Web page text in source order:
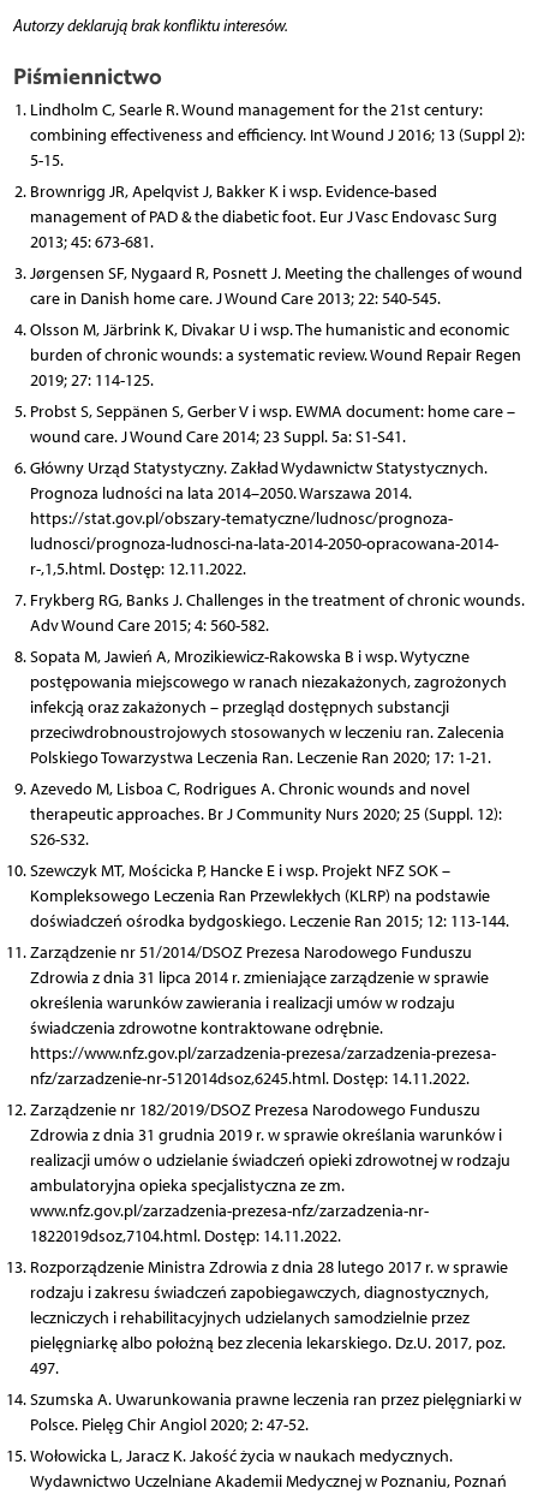
Autorzy deklarują brak konfliktu interesów.
Piśmiennictwo
Lindholm C, Searle R. Wound management for the 21st century:
combining effectiveness and efficiency. Int Wound J 2016; 13 (Suppl 2):
5-15.
Brownrigg JR, Apelqvist J, Bakker K i wsp. Evidence-based
management of PAD & the diabetic foot. Eur J Vasc Endovasc Surg
2013; 45: 673-681.
Jørgensen SF, Nygaard R, Posnett J. Meeting the challenges of wound
care in Danish home care. J Wound Care 2013; 22: 540-545.
Olsson M, Järbrink K, Divakar U i wsp. The humanistic and economic
burden of chronic wounds: a systematic review. Wound Repair Regen
2019; 27: 114-125.
Probst S, Seppänen S, Gerber V i wsp. EWMA document: home care –
wound care. J Wound Care 2014; 23 Suppl. 5a: S1-S41.
Główny Urząd Statystyczny. Zakład Wydawnictw Statystycznych.
Prognoza ludności na lata 2014–2050. Warszawa 2014.
https://stat.gov.pl/obszary-tematyczne/ludnosc/prognoza-
ludnosci/prognoza-ludnosci-na-lata-2014-2050-opracowana-2014-
r-,1,5.html. Dostęp: 12.11.2022.
Frykberg RG, Banks J. Challenges in the treatment of chronic wounds.
Adv Wound Care 2015; 4: 560-582.
Sopata M, Jawień A, Mrozikiewicz-Rakowska B i wsp. Wytyczne
postępowania miejscowego w ranach niezakażonych, zagrożonych
infekcją oraz zakażonych – przegląd dostępnych substancji
przeciwdrobnoustrojowych stosowanych w leczeniu ran. Zalecenia
Polskiego Towarzystwa Leczenia Ran. Leczenie Ran 2020; 17: 1-21.
Azevedo M, Lisboa C, Rodrigues A. Chronic wounds and novel
therapeutic approaches. Br J Community Nurs 2020; 25 (Suppl. 12):
S26-S32.
Szewczyk MT, Mościcka P, Hancke E i wsp. Projekt NFZ SOK –
Kompleksowego Leczenia Ran Przewlekłych (KLRP) na podstawie
doświadczeń ośrodka bydgoskiego. Leczenie Ran 2015; 12: 113-144.
Zarządzenie nr 51/2014/DSOZ Prezesa Narodowego Funduszu
Zdrowia z dnia 31 lipca 2014 r. zmieniające zarządzenie w sprawie
określenia warunków zawierania i realizacji umów w rodzaju
świadczenia zdrowotne kontraktowane odrębnie.
https://www.nfz.gov.pl/zarzadzenia-prezesa/zarzadzenia-prezesa-
nfz/zarzadzenie-nr-512014dsoz,6245.html. Dostęp: 14.11.2022.
Zarządzenie nr 182/2019/DSOZ Prezesa Narodowego Funduszu
Zdrowia z dnia 31 grudnia 2019 r. w sprawie określania warunków i
realizacji umów o udzielanie świadczeń opieki zdrowotnej w rodzaju
ambulatoryjna opieka specjalistyczna ze zm.
www.nfz.gov.pl/zarzadzenia-prezesa-nfz/zarzadzenia-nr-
1822019dsoz,7104.html. Dostęp: 14.11.2022.
Rozporządzenie Ministra Zdrowia z dnia 28 lutego 2017 r. w sprawie
rodzaju i zakresu świadczeń zapobiegawczych, diagnostycznych,
leczniczych i rehabilitacyjnych udzielanych samodzielnie przez
pielęgniarkę albo położną bez zlecenia lekarskiego. Dz.U. 2017, poz.
497.
Szumska A. Uwarunkowania prawne leczenia ran przez pielęgniarki w
Polsce. Pielęg Chir Angiol 2020; 2: 47-52.
Wołowicka L, Jaracz K. Jakość życia w naukach medycznych.
Wydawnictwo Uczelniane Akademii Medycznej w Poznaniu, Poznań